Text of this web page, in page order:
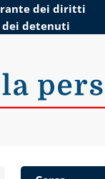
dei diritti
dei detenuti